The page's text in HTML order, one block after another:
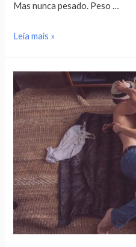
Mas nunca pesado. Peso …
Leia mais »